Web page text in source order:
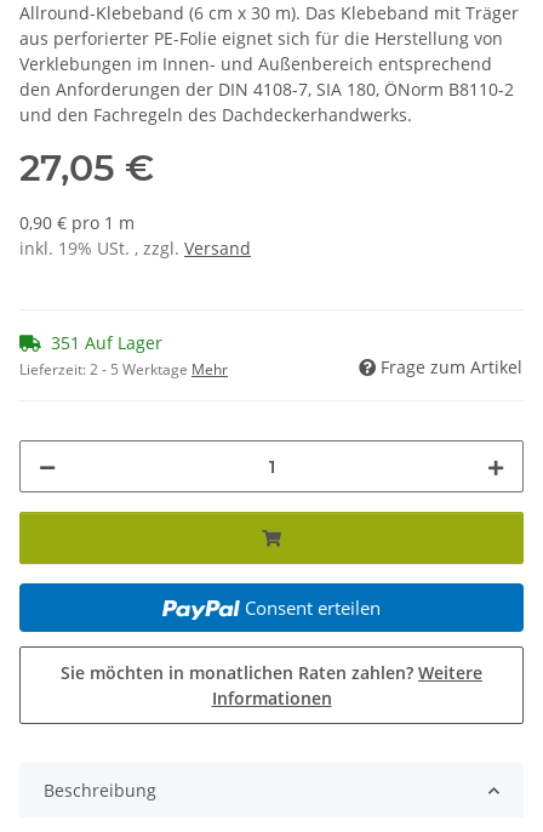
Allround-Klebeband (6 cm x 30 m). Das Klebeband mit Träger
aus perforierter PE-Folie eignet sich für die Herstellung von
Verklebungen im Innen- und Außenbereich entsprechend
den Anforderungen der DIN 4108-7, SIA 180, ÖNorm B8110-2
und den Fachregeln des Dachdeckerhandwerks.
27,05 €
0,90 € pro 1 m
inkl. 19% USt. , zzgl. Versand
351 Auf Lager
Lieferzeit:2 - 5 Werktage Mehr Frage zum Artikel
Consent erteilen
Sie möchten in monatlichen Raten zahlen? Weitere
Informationen
Beschreibung